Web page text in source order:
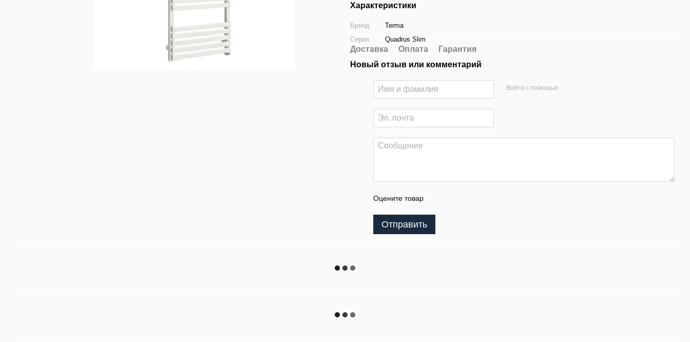
Характеристики
Бренд
Terma
Серия
Quadrus Slim
Доставка Оплата
Гарантия
Новый отзыв или комментарий
Войти с помощью
Оцените товар
Отправить